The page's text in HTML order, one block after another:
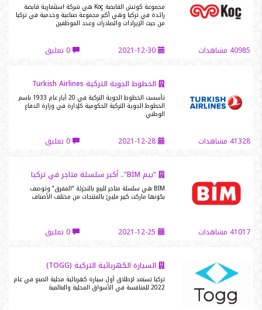
مجموعة كوتش القابضة Koç هي شركة استثمارية قابضة
رائدة في تركيا وهي أكبر مجموعة صناعية وخدمية في تركيا
من حيث الإيرادات والصادرات وعدد الموظفين
40985 مشاهدات 2021-12-30 0 تعليق
الخطوط الجوية التركية Turkish Airlines
تأسست الخطوط الجوية التركية في 20 أيار عام 1933 باسم
الخطوط الجوية التركية الحكومية كإدارة في وزارة الدفاع
الوطني
41328 مشاهدات 2021-12-28 0 تعليق
“بيم BIM”.. أكبر سلسلة متاجر في تركيا
BIM هي سلسلة متاجر للبيع بالتجزئة “المفرق” وتوصف
بكونها ماركت كبير مليئ بالمنتجات من مختلف الأصناف
41017 مشاهدات 2021-12-25 0 تعليق
السيارة الكهربائية التركية (TOGG)
تركيا تستعد لإطلاق أول سيارة كهربائية محلية الصنع في عام
2022 للمنافسة في الأسواق المحلية والعالمية